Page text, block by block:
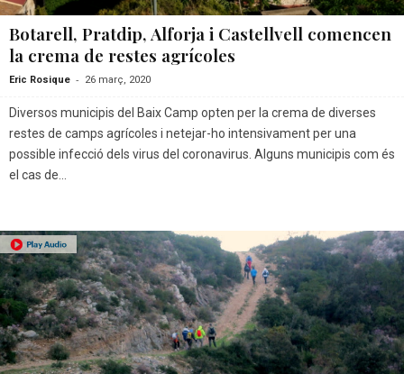
Botarell, Pratdip, Alforja i Castellvell comencen
la crema de restes agrícoles
Eric Rosique - 26 març, 2020
Diversos municipis del Baix Camp opten per la crema de diverses
restes de camps agrícoles i netejar-ho intensivament per una
possible infecció dels virus del coronavirus. Alguns municipis com és
el cas de...